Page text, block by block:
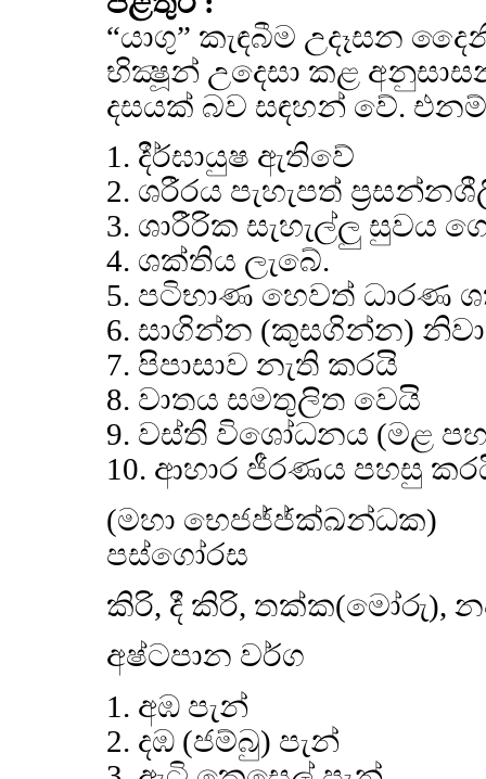
“යාගු” කැඳබීම උදෑසන
භික්‍ෂූන් උදෙසා කළ
දසයක් බව සඳහන් වේ.
1. දීර්ඝායුෂ ඇතිවේ
2. ශරීරය පැහැපත්
3. ශාරීරික සැහැල්ලු සුවය
4. ශක්තිය ලැබේ.
5. පටිභාණ හෙවත් ධාරණ
6. සාගින්න (කුසගින්න)
7. පිපාසාව නැති කරයි
8. වාතය සමතුලිත වෙයි
9. වස්ති විශෝධනය (මළ
10. ආහාර ජීරණය පහසු
(මහා භෙජජ්ජ්ක්ඛන්ධක)
පස්ගෝරස
කිරි, දී කිරි, තක්ක(මෝරු),
අෂ්ටපාන වර්ග
1. අඹ පැන්
2. දඹ (ජම්බු) පැන්